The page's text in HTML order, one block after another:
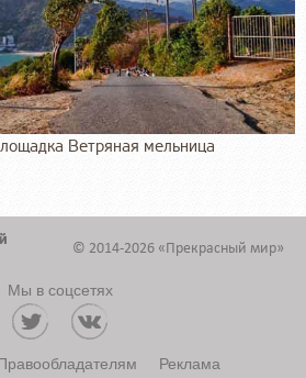
Ветряная мельница
© 2014-2026 «Прекрасный мир»
Мы в соцсетях
Реклама